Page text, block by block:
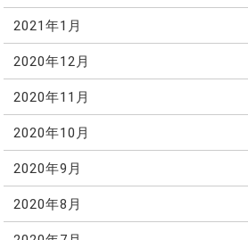
2021年1月
2020年12月
2020年11月
2020年10月
2020年9月
2020年8月